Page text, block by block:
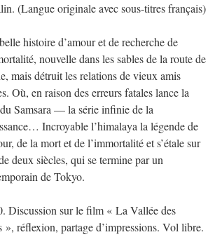
(Langue originale avec sous-titres français)
histoire d’amour et de recherche de
nouvelle dans les sables de la route de
mais détruit les relations de vieux amis
Où, en raison des erreurs fatales lance la
Samsara — la série infinie de la
Incroyable l’himalaya la légende de
de la mort et de l’immortalité et s’étale sur
deux siècles, qui se termine par un
de Tokyo.
Discussion sur le film « La Vallée des
», réflexion, partage d’impressions. Vol libre.